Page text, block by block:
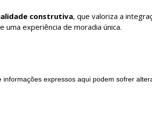
construtiva, que valoriza a
uma experiência de moradia única.
expressos aqui podem sofrer